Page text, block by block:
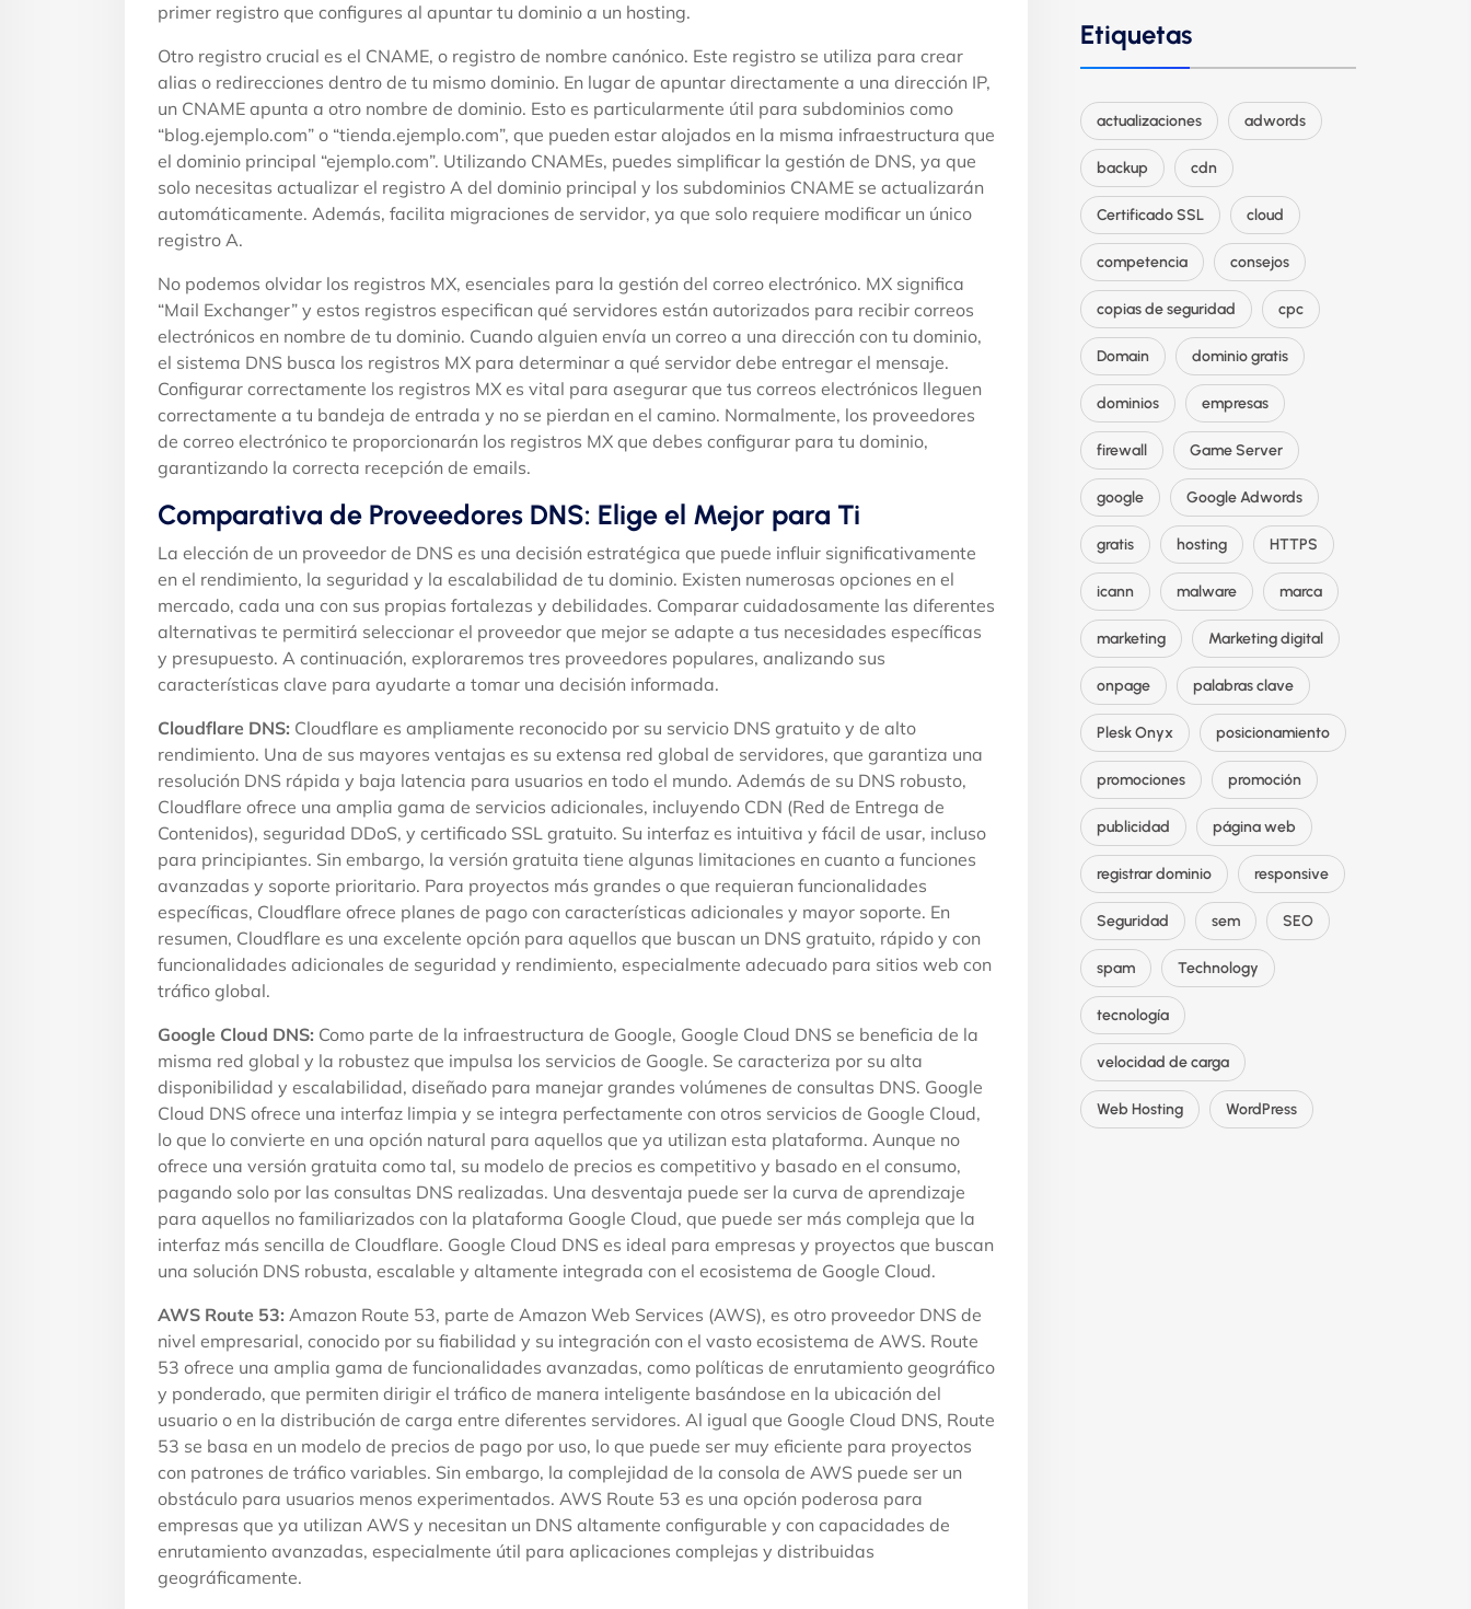
primer registro que configures al apuntar tu dominio a un hosting.
Otro registro crucial es el CNAME, o registro de nombre canónico. Este registro se utiliza para crear
alias o redirecciones dentro de tu mismo dominio. En lugar de apuntar directamente a una dirección IP,
un CNAME apunta a otro nombre de dominio. Esto es particularmente útil para subdominios como
“blog.ejemplo.com” o “tienda.ejemplo.com”, que pueden estar alojados en la misma infraestructura que
el dominio principal “ejemplo.com”. Utilizando CNAMEs, puedes simplificar la gestión de DNS, ya que
solo necesitas actualizar el registro A del dominio principal y los subdominios CNAME se actualizarán
automáticamente. Además, facilita migraciones de servidor, ya que solo requiere modificar un único
registro A.
No podemos olvidar los registros MX, esenciales para la gestión del correo electrónico. MX significa
“Mail Exchanger” y estos registros especifican qué servidores están autorizados para recibir correos
electrónicos en nombre de tu dominio. Cuando alguien envía un correo a una dirección con tu dominio,
el sistema DNS busca los registros MX para determinar a qué servidor debe entregar el mensaje.
Configurar correctamente los registros MX es vital para asegurar que tus correos electrónicos lleguen
correctamente a tu bandeja de entrada y no se pierdan en el camino. Normalmente, los proveedores
de correo electrónico te proporcionarán los registros MX que debes configurar para tu dominio,
garantizando la correcta recepción de emails.
Comparativa de Proveedores DNS: Elige el Mejor para Ti
La elección de un proveedor de DNS es una decisión estratégica que puede influir significativamente
en el rendimiento, la seguridad y la escalabilidad de tu dominio. Existen numerosas opciones en el
mercado, cada una con sus propias fortalezas y debilidades. Comparar cuidadosamente las diferentes
alternativas te permitirá seleccionar el proveedor que mejor se adapte a tus necesidades específicas
y presupuesto. A continuación, exploraremos tres proveedores populares, analizando sus
características clave para ayudarte a tomar una decisión informada.
Cloudflare DNS: Cloudflare es ampliamente reconocido por su servicio DNS gratuito y de alto
rendimiento. Una de sus mayores ventajas es su extensa red global de servidores, que garantiza una
resolución DNS rápida y baja latencia para usuarios en todo el mundo. Además de su DNS robusto,
Cloudflare ofrece una amplia gama de servicios adicionales, incluyendo CDN (Red de Entrega de
Contenidos), seguridad DDoS, y certificado SSL gratuito. Su interfaz es intuitiva y fácil de usar, incluso
para principiantes. Sin embargo, la versión gratuita tiene algunas limitaciones en cuanto a funciones
avanzadas y soporte prioritario. Para proyectos más grandes o que requieran funcionalidades
específicas, Cloudflare ofrece planes de pago con características adicionales y mayor soporte. En
resumen, Cloudflare es una excelente opción para aquellos que buscan un DNS gratuito, rápido y con
funcionalidades adicionales de seguridad y rendimiento, especialmente adecuado para sitios web con
tráfico global.
Google Cloud DNS: Como parte de la infraestructura de Google, Google Cloud DNS se beneficia de la
misma red global y la robustez que impulsa los servicios de Google. Se caracteriza por su alta
disponibilidad y escalabilidad, diseñado para manejar grandes volúmenes de consultas DNS. Google
Cloud DNS ofrece una interfaz limpia y se integra perfectamente con otros servicios de Google Cloud,
lo que lo convierte en una opción natural para aquellos que ya utilizan esta plataforma. Aunque no
ofrece una versión gratuita como tal, su modelo de precios es competitivo y basado en el consumo,
pagando solo por las consultas DNS realizadas. Una desventaja puede ser la curva de aprendizaje
para aquellos no familiarizados con la plataforma Google Cloud, que puede ser más compleja que la
interfaz más sencilla de Cloudflare. Google Cloud DNS es ideal para empresas y proyectos que buscan
una solución DNS robusta, escalable y altamente integrada con el ecosistema de Google Cloud.
AWS Route 53: Amazon Route 53, parte de Amazon Web Services (AWS), es otro proveedor DNS de
nivel empresarial, conocido por su fiabilidad y su integración con el vasto ecosistema de AWS. Route
53 ofrece una amplia gama de funcionalidades avanzadas, como políticas de enrutamiento geográfico
y ponderado, que permiten dirigir el tráfico de manera inteligente basándose en la ubicación del
usuario o en la distribución de carga entre diferentes servidores. Al igual que Google Cloud DNS, Route
53 se basa en un modelo de precios de pago por uso, lo que puede ser muy eficiente para proyectos
con patrones de tráfico variables. Sin embargo, la complejidad de la consola de AWS puede ser un
obstáculo para usuarios menos experimentados. AWS Route 53 es una opción poderosa para
empresas que ya utilizan AWS y necesitan un DNS altamente configurable y con capacidades de
enrutamiento avanzadas, especialmente útil para aplicaciones complejas y distribuidas
geográficamente.
Etiquetas
actualizaciones adwords
backup cdn
Certificado SSL cloud
competencia consejos
copias de seguridad cpc
Domain dominio gratis
dominios empresas
firewall Game Server
google Google Adwords
gratis hosting HTTPS
icann malware marca
marketing Marketing digital
onpage palabras clave
Plesk Onyx posicionamiento
promociones promoción
publicidad página web
registrar dominio responsive
Seguridad sem SEO
spam Technology
tecnología
velocidad de carga
Web Hosting WordPress